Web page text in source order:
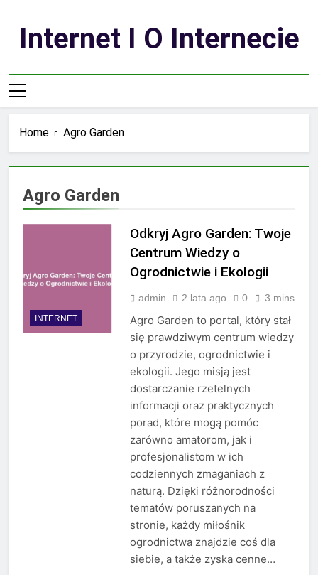
contentInternet I O Internecie
Home Agro Garden
Agro Garden
INTERNET
Odkryj Agro Garden: Twoje
Centrum Wiedzy o
Ogrodnictwie i Ekologii
admin 2 lata ago 0 3 mins
Agro Garden to portal, który stał
się prawdziwym centrum wiedzy
o przyrodzie, ogrodnictwie i
ekologii. Jego misją jest
dostarczanie rzetelnych
informacji oraz praktycznych
porad, które mogą pomóc
zarówno amatorom, jak i
profesjonalistom w ich
codziennych zmaganiach z
naturą. Dzięki różnorodności
tematów poruszanych na
stronie, każdy miłośnik
ogrodnictwa znajdzie coś dla
siebie, a także zyska cenne…